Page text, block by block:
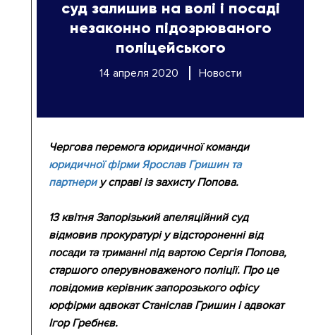
суд залишив на волі і посаді
незаконно підозрюваного
поліцейського
14 апреля 2020 Новости
Чергова перемога юридичної команди
юридичної фірми Ярослав Гришин та
партнериу справі із захисту Попова.
13 квітня Запорізький апеляційний суд
відмовив прокуратурі у відстороненні від
посади та триманні під вартою Сергія Попова,
старшого оперувноваженого поліції. Про це
повідомив керівник запорозького офісу
юрфірми адвокат Станіслав Гришин і адвокат
Ігор Гребнєв.